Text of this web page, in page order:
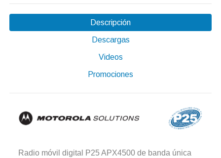
Descripción
Descargas
Videos
Promociones
Radio móvil digital P25 APX4500 de banda única